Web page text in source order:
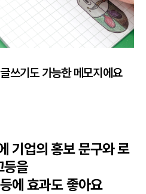
쓰기도 가능한 메모지에요
기업의 홍보 문구와 로
등을
에 효과도 좋아요